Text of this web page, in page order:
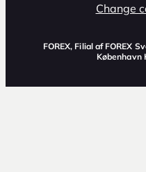
Change
FOREX, Filial af FOREX
København